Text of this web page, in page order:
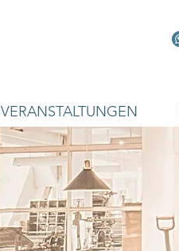
VERANSTALTUNGEN